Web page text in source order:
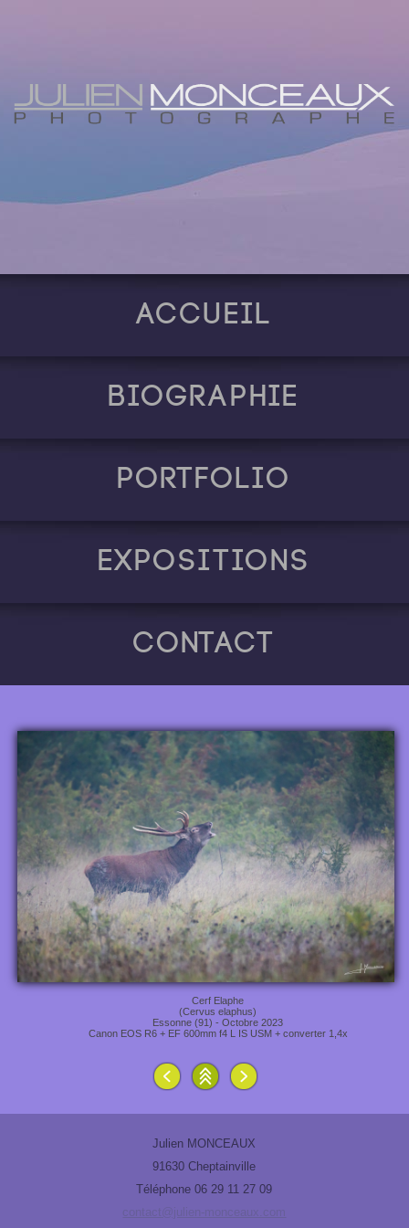
Accueil
Biographie
Portfolio
Expositions
Contact
Cerf Elaphe
(Cervus elaphus)
Essonne (91) - Octobre 2023
Canon EOS R6 + EF 600mm f4 L IS USM + converter 1,4x
Julien MONCEAUX
91630 Cheptainville
Téléphone 06 29 11 27 09
contact@julien-monceaux.com